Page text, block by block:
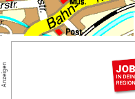
Anzeigen